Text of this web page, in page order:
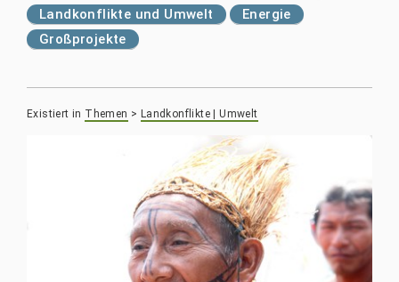
Landkonflikte und Umwelt
Energie
Großprojekte
Existiert in Themen > Landkonflikte | Umwelt